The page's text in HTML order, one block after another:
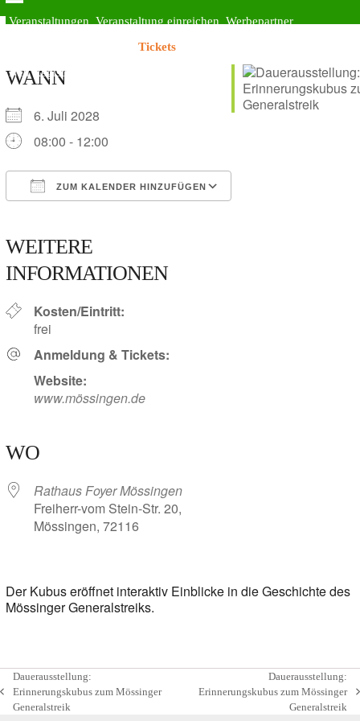
Skip
toSteinlachkultur.com
Veranstaltungen Veranstaltung einreichen Werbepartner
Tickets
Neu Registrieren
Open
menu
Close
menu
WANN
6. Juli 2028
08:00 - 12:00
ZUM KALENDER HINZUFÜGEN
WEITERE
INFORMATIONEN
Kosten/Eintritt:
frei
Anmeldung & Tickets:
Website:
www.mössingen.de
WO
Rathaus Foyer Mössingen
Freiherr-vom Stein-Str. 20,
Mössingen, 72116
Der Kubus eröffnet interaktiv Einblicke in die Geschichte des
Mössinger Generalstreiks.
vorheriger
Beitrag:
Dauerausstellung:
Erinnerungskubus zum Mössinger
Generalstreik
Nächster
Dauerausstellung:
Erinnerungskubus zum Mössinger
Generalstreik